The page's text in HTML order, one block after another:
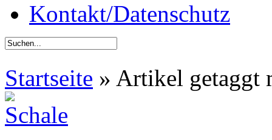
Kontakt/Datenschutz
Startseite » Artikel getaggt